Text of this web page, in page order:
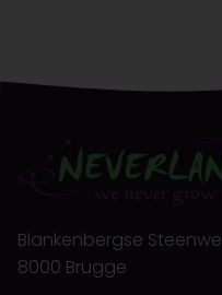
Blankenbergse
8000 Brugge